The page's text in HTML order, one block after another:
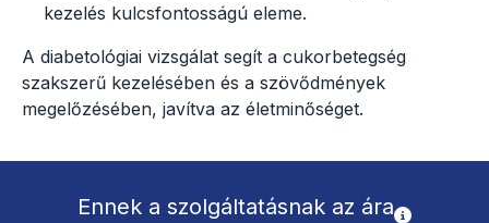
kezelés kulcsfontosságú eleme.
A diabetológiai vizsgálat segít a cukorbetegség
szakszerű kezelésében és a szövődmények
megelőzésében, javítva az életminőséget.
Ennek a szolgáltatásnak az ára